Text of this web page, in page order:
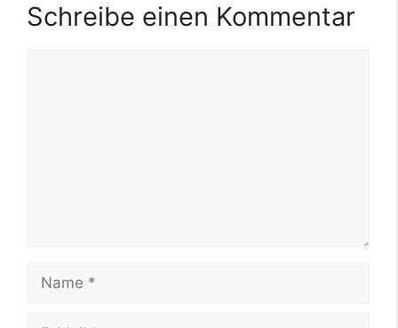
Schreibe einen Kommentar
Name